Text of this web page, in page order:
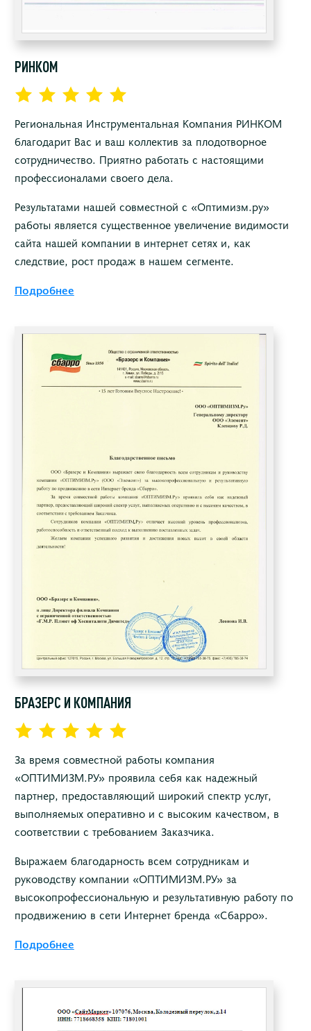
РИНКОМ
Региональная Инструментальная Компания РИНКОМ
благодарит Вас и ваш коллектив за плодотворное
сотрудничество. Приятно работать с настоящими
профессионалами своего дела.
Результатами нашей совместной с «Оптимизм.ру»
работы является существенное увеличение видимости
сайта нашей компании в интернет сетях и, как
следствие, рост продаж в нашем сегменте.
Подробнее
БРАЗЕРС И КОМПАНИЯ
За время совместной работы компания
«ОПТИМИЗМ.РУ» проявила себя как надежный
партнер, предоставляющий широкий спектр услуг,
выполняемых оперативно и с высоким качеством, в
соответствии с требованием Заказчика.
Выражаем благодарность всем сотрудникам и
руководству компании «ОПТИМИЗМ.РУ» за
высокопрофессиональную и результативную работу по
продвижению в сети Интернет бренда «Сбарро».
Подробнее